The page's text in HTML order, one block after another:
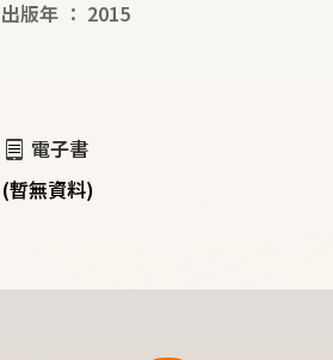
出版年 ： 2015
電子書
(暫無資料)